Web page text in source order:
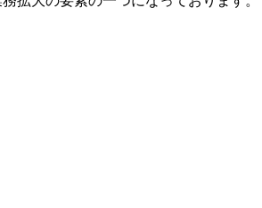
の高い施設でも安心してご利用いた
社社員による丁寧な施工を徹底してお
お子様やペットが直接触れても健康